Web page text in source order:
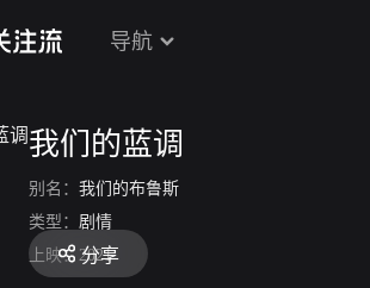
导航
我们的蓝调
别名： 我们的布鲁斯
类型： 剧情
上映： 2021
分享